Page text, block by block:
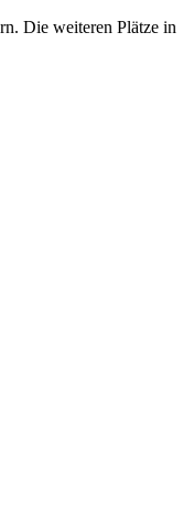
Die weiteren Plätze in